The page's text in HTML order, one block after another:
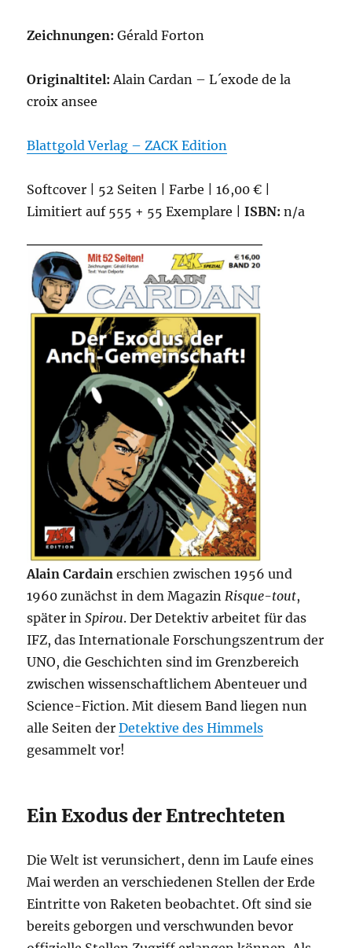
Zeichnungen:Gérald Forton
Originaltitel:Alain Cardan – L´exode de la
croix ansee
Blattgold Verlag – ZACK Edition
Softcover | 52 Seiten | Farbe | 16,00 € |
Limitiert auf 555 + 55 Exemplare |ISBN: n/a
Alain Cardain erschien zwischen 1956 und
1960 zunächst in dem MagazinRisque-tout,
später inSpirou. Der Detektiv arbeitet für das
IFZ, das Internationale Forschungszentrum der
UNO, die Geschichten sind im Grenzbereich
zwischen wissenschaftlichem Abenteuer und
Science-Fiction. Mit diesem Band liegen nun
alle Seiten derDetektive des Himmels
gesammelt vor!
Ein Exodus der Entrechteten
Die Welt ist verunsichert, denn im Laufe eines
Mai werden an verschiedenen Stellen der Erde
Eintritte von Raketen beobachtet. Oft sind sie
bereits geborgen und verschwunden bevor